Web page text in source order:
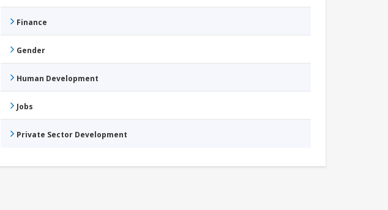
Finance
Gender
Human Development
Jobs
Private Sector Development